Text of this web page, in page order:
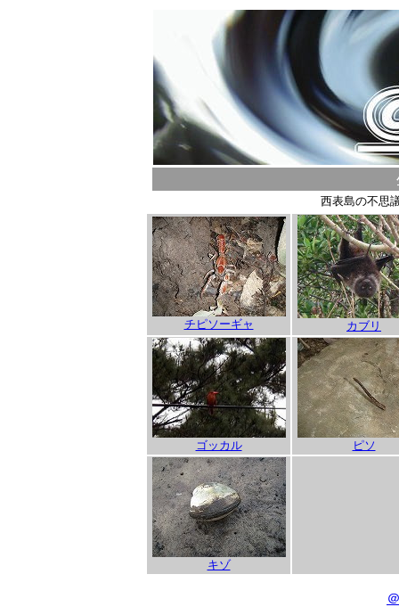
西表島の不思
チピソーギャ カブリ
ゴッカル ピソ
キゾ